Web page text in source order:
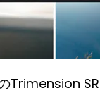
Trimension